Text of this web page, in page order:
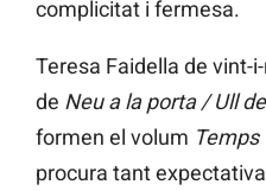
complicitat i fermesa.
Teresa Faidella de vint-
de Neu a la porta / Ull
formen el volum Temps
procura tant